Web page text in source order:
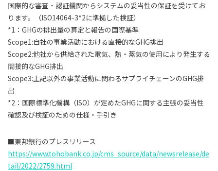
国際的な審査・認証機関からシステムの妥当性の保証を受けてお
ります。（ISO14064-3*2に準拠した検証）
*1：GHGの排出量の算定と報告の国際基準
Scope1:自社の事業活動における直接的なGHG排出
Scope2:他社から供給された電気、熱・蒸気の使用により発生する
間接的なGHG排出
Scope3:上記以外の事業活動に関わるサプライチェーンのGHG排
出
*2：国際標準化機構（ISO）が定めたGHGに関する主張の妥当性
確認及び検証のための仕様・手引き
■東邦銀行のプレスリリース
https://www.tohobank.co.jp/cms_source/data/newsrelease/de
tail/2022/2759.html